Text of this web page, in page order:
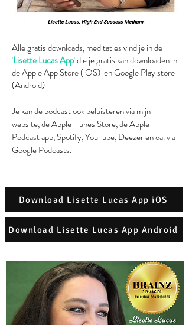
Alle gratis downloads, meditaties vind je in de
'Lisette Lucas App'die je gratis kan downloaden in
de Apple App Store (iOS) en Google Play store
(Android)
Je kan de podcast ook beluisteren via mijn
website, de Apple iTunes Store, de Apple
Podcast app, Spotify, YouTube, Deezer en oa. via
Google Podcasts.
Download Lisette Lucas App iOS
Download Lisette Lucas App Android